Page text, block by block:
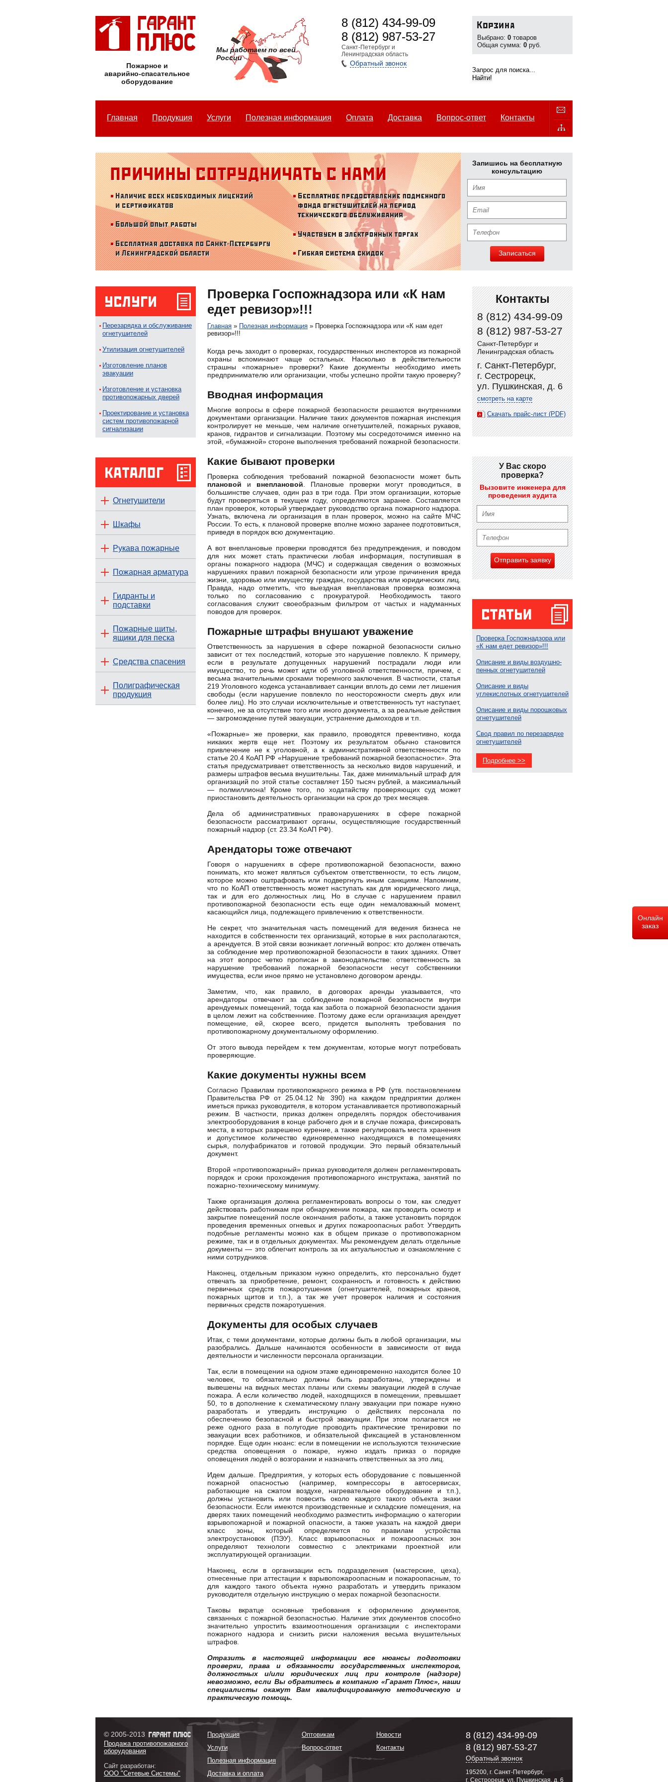
Пожарное и
аварийно-спасательное
оборудование
Мы работаем по всей
России
8 (812) 434-99-09
8 (812) 987-53-27
Санкт-Петербург и
Ленинградская область
Обратный звонок
Выбрано: 0 товаров
Общая сумма: 0 руб.
Главная Продукция Услуги Полезная информация Оплата Доставка Вопрос-ответ Контакты
Запишись на бесплатную
консультацию
Записаться
Перезарядка и обслуживание
огнетушителей
Утилизация огнетушителей
Изготовление планов
эвакуации
Изготовление и установка
противопожарных дверей
Проектирование и установка
систем противопожарной
сигнализации
Огнетушители
Шкафы
Рукава пожарные
Пожарная арматура
Гидранты и
подставки
Пожарные щиты,
ящики для песка
Средства спасения
Полиграфическая
продукция
Контакты
8 (812) 434-99-09
8 (812) 987-53-27
Санкт-Петербург и
Ленинградская область
г. Санкт-Петербург,
г. Сестрорецк,
ул. Пушкинская, д. 6
смотреть на карте
Скачать прайс-лист (PDF)
У Вас скоро
проверка?
Вызовите инженера для
проведения аудита
Отправить заявку
Проверка Госпожнадзора или
«К нам едет ревизор»!!!
Описание и виды воздушно-
пенных огнетушителей
Описание и виды
углекислотных огнетушителей
Описание и виды порошковых
огнетушителей
Свод правил по перезарядке
огнетушителей
Подробнее >>
Проверка Госпожнадзора или «К нам
едет ревизор»!!!
Главная » Полезная информация » Проверка Госпожнадзора или «К нам едет
ревизор»!!!
Когда речь заходит о проверках, государственных инспекторов из пожарной
охраны вспоминают чаще остальных. Насколько в действительности
страшны «пожарные» проверки? Какие документы необходимо иметь
предпринимателю или организации, чтобы успешно пройти такую проверку?
Вводная информация
Многие вопросы в сфере пожарной безопасности решаются внутренними
документами организации. Наличие таких документов пожарная инспекция
контролирует не меньше, чем наличие огнетушителей, пожарных рукавов,
кранов, гидрантов и сигнализации. Поэтому мы сосредоточимся именно на
этой, «бумажной» стороне выполнения требований пожарной безопасности.
Какие бывают проверки
Проверка соблюдения требований пожарной безопасности может быть
плановой и внеплановой . Плановые проверки могут проводиться, в
большинстве случаев, один раз в три года. При этом организации, которые
будут проверяться в текущем году, определяются заранее. Составляется
план проверок, который утверждает руководство органа пожарного надзора.
Узнать, включена ли организация в план проверок, можно на сайте МЧС
России. То есть, к плановой проверке вполне можно заранее подготовиться,
приведя в порядок всю документацию.
А вот внеплановые проверки проводятся без предупреждения, и поводом
для них может стать практически любая информация, поступившая в
органы пожарного надзора (МЧС) и содержащая сведения о возможных
нарушениях правил пожарной безопасности или угрозе причинения вреда
жизни, здоровью или имуществу граждан, государства или юридических лиц.
Правда, надо отметить, что выездная внеплановая проверка возможна
только по согласованию с прокуратурой. Необходимость такого
согласования служит своеобразным фильтром от частых и надуманных
поводов для проверок.
Пожарные штрафы внушают уважение
Ответственность за нарушения в сфере пожарной безопасности сильно
зависит от тех последствий, которые это нарушение повлекло. К примеру,
если в результате допущенных нарушений пострадали люди или
имущество, то речь может идти об уголовной ответственности, причем, с
весьма значительными сроками тюремного заключения. В частности, статья
219 Уголовного кодекса устанавливает санкции вплоть до семи лет лишения
свободы (если нарушение повлекло по неосторожности смерть двух или
более лиц). Но это случаи исключительные и ответственность тут наступает,
конечно, не за отсутствие того или иного документа, а за реальные действия
— загромождение путей эвакуации, устранение дымоходов и т.п.
«Пожарные» же проверки, как правило, проводятся превентивно, когда
никаких жертв еще нет. Поэтому их результатом обычно становится
привлечение не к уголовной, а к административной ответственности по
статье 20.4 КоАП РФ «Нарушение требований пожарной безопасности». Эта
статья предусматривает ответственность за несколько видов нарушений, и
размеры штрафов весьма внушительны. Так, даже минимальный штраф для
организаций по этой статье составляет 150 тысяч рублей, а максимальный
— полмиллиона! Кроме того, по ходатайству проверяющих суд может
приостановить деятельность организации на срок до трех месяцев.
Дела об административных правонарушениях в сфере пожарной
безопасности рассматривают органы, осуществляющие государственный
пожарный надзор (ст. 23.34 КоАП РФ).
Арендаторы тоже отвечают
Говоря о нарушениях в сфере противопожарной безопасности, важно
понимать, кто может являться субъектом ответственности, то есть лицом,
которое можно оштрафовать или подвергнуть иным санкциям. Напомним,
что по КоАП ответственность может наступать как для юридического лица,
так и для его должностных лиц. Но в случае с нарушением правил
противопожарной безопасности есть еще один немаловажный момент,
касающийся лица, подлежащего привлечению к ответственности.
Не секрет, что значительная часть помещений для ведения бизнеса не
находится в собственности тех организаций, которые в них располагаются,
а арендуется. В этой связи возникает логичный вопрос: кто должен отвечать
за соблюдение мер противопожарной безопасности в таких зданиях. Ответ
на этот вопрос четко прописан в законодательстве: ответственность за
нарушение требований пожарной безопасности несут собственники
имущества, если иное прямо не установлено договором аренды.
Заметим, что, как правило, в договорах аренды указывается, что
арендаторы отвечают за соблюдение пожарной безопасности внутри
арендуемых помещений, тогда как забота о пожарной безопасности здания
в целом лежит на собственнике. Поэтому даже если организация арендует
помещение, ей, скорее всего, придется выполнять требования по
противопожарному документальному оформлению.
От этого вывода перейдем к тем документам, которые могут потребовать
проверяющие.
Какие документы нужны всем
Согласно Правилам противопожарного режима в РФ (утв. постановлением
Правительства РФ от 25.04.12 № 390) на каждом предприятии должен
иметься приказ руководителя, в котором устанавливается противопожарный
режим. В частности, приказ должен определять порядок обесточивания
электрооборудования в конце рабочего дня и в случае пожара, фиксировать
места, в которых разрешено курение, а также регулировать места хранения
и допустимое количество единовременно находящихся в помещениях
сырья, полуфабрикатов и готовой продукции. Это первый обязательный
документ.
Второй «противопожарный» приказ руководителя должен регламентировать
порядок и сроки прохождения противопожарного инструктажа, занятий по
пожарно-техническому минимуму.
Также организация должна регламентировать вопросы о том, как следует
действовать работникам при обнаружении пожара, как проводить осмотр и
закрытие помещений после окончания работы, а также установить порядок
проведения временных огневых и других пожароопасных работ. Утвердить
подобные регламенты можно как в общем приказе о противопожарном
режиме, так и в отдельных документах. Мы рекомендуем делать отдельные
документы — это облегчит контроль за их актуальностью и ознакомление с
ними сотрудников.
Наконец, отдельным приказом нужно определить, кто персонально будет
отвечать за приобретение, ремонт, сохранность и готовность к действию
первичных средств пожаротушения (огнетушителей, пожарных кранов,
пожарных щитов и т.п.), а так же учет проверок наличия и состояния
первичных средств пожаротушения.
Документы для особых случаев
Итак, с теми документами, которые должны быть в любой организации, мы
разобрались. Дальше начинаются особенности в зависимости от вида
деятельности и численности персонала организации.
Так, если в помещении на одном этаже единовременно находится более 10
человек, то обязательно должны быть разработаны, утверждены и
вывешены на видных местах планы или схемы эвакуации людей в случае
пожара. А если количество людей, находящихся в помещении, превышает
50, то в дополнение к схематическому плану эвакуации при пожаре нужно
разработать и утвердить инструкцию о действиях персонала по
обеспечению безопасной и быстрой эвакуации. При этом полагается не
реже одного раза в полугодие проводить практические тренировки по
эвакуации всех работников, и обязательной фиксацией в установленном
порядке. Еще один нюанс: если в помещении не используются технические
средства оповещения о пожаре, нужно издать приказ о порядке
оповещения людей о возгорании и назначить ответственных за это лиц.
Идем дальше. Предприятия, у которых есть оборудование с повышенной
пожарной опасностью (например, компрессоры в автосервисах,
работающие на сжатом воздухе, нагревательное оборудование и т.п.),
должны установить или повесить около каждого такого объекта знаки
безопасности. Если имеются производственные и складские помещения, на
дверях таких помещений необходимо разместить информацию о категории
взрывопожарной и пожарной опасности, а также указать на каждой двери
класс зоны, который определяется по правилам устройства
электроустановок (ПЭУ). Класс взрывоопасных и пожароопасных зон
определяют технологи совместно с электриками проектной или
эксплуатирующей организации.
Наконец, если в организации есть подразделения (мастерские, цеха),
отнесенные при аттестации к взрывопожароопасным и пожароопасным, то
для каждого такого объекта нужно разработать и утвердить приказом
руководителя отдельную инструкцию о мерах пожарной безопасности.
Таковы вкратце основные требования к оформлению документов,
связанных с пожарной безопасностью. Наличие этих документов способно
значительно упростить взаимоотношения организации с инспекторами
пожарного надзора и снизить риски наложения весьма внушительных
штрафов.
Отразить в настоящей информации все нюансы подготовки
проверки, права и обязанности государственных инспекторов,
должностных и/или юридических лиц при контроле (надзоре)
невозможно, если Вы обратитесь в компанию «Гарант Плюс», наши
специалисты окажут Вам квалифицированную методическую и
практическую помощь.
© 2005-2013
Продажа противопожарного
оборудования
Сайт разработан:
ООО "Сетевые Системы"
Продукция
Услуги
Полезная информация
Доставка и оплата
Оптовикам
Вопрос-ответ
Новости
Контакты
8 (812) 434-99-09
8 (812) 987-53-27
Обратный звонок
195200, г. Санкт-Петербург,
г. Сестрорецк, ул. Пушкинская, д. 6
Онлайн
заказ